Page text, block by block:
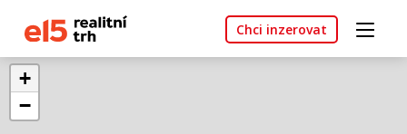
Chci inzerovat
+
−